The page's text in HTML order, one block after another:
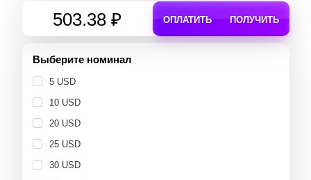
503.38 ₽ ОПЛАТИТЬ ПОЛУЧИТЬ
Выберите номинал
5 USD
10 USD
20 USD
25 USD
30 USD